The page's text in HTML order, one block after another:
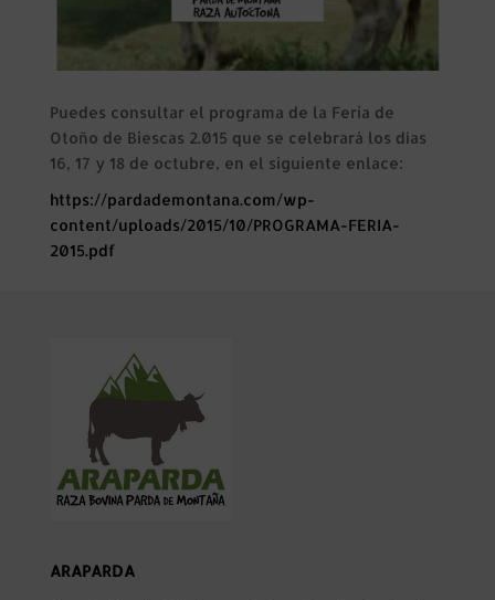
Puedes consultar el programa de la Feria de
Otoño de Biescas 2.015 que se celebrará los días
16, 17 y 18 de octubre, en el siguiente enlace:
https://pardademontana.com/wp-
content/uploads/2015/10/PROGRAMA-FERIA-
2015.pdf
ARAPARDA